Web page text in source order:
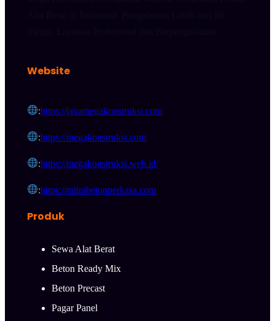
Website
:https://javamegakonstruksi.com
:https://megakonstruksi.com
:https://megakonstruksi.web.id/
:https://mitrabetonperkasa.com
Produk
Sewa Alat Berat
Beton Ready Mix
Beton Precast
Pagar Panel